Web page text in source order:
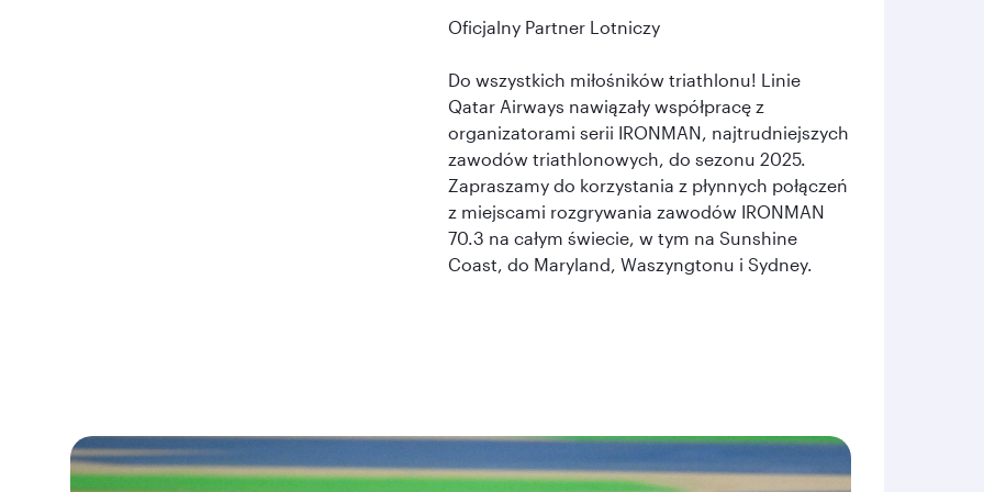
Oficjalny Partner Lotniczy
Do wszystkich miłośników triathlonu! Linie
Qatar Airways nawiązały współpracę z
organizatorami serii IRONMAN, najtrudniejszych
zawodów triathlonowych, do sezonu 2025.
Zapraszamy do korzystania z płynnych połączeń
z miejscami rozgrywania zawodów IRONMAN
70.3 na całym świecie, w tym na Sunshine
Coast, do Maryland, Waszyngtonu i Sydney.